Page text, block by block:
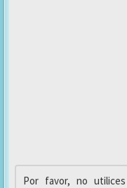
Por favor, no utilices